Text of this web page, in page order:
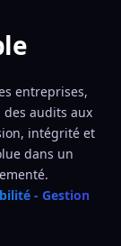
entreprises,
audits aux
intégrité et
dans un
- Gestion